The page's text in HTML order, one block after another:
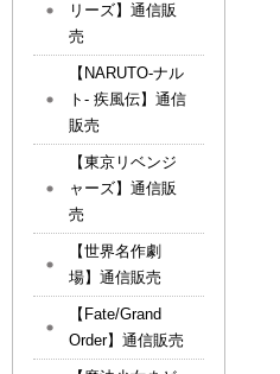
リーズ】通信販
売
【NARUTO-ナル
ト- 疾風伝】通信
販売
【東京リベンジ
ャーズ】通信販
売
【世界名作劇
場】通信販売
【Fate/Grand
Order】通信販売